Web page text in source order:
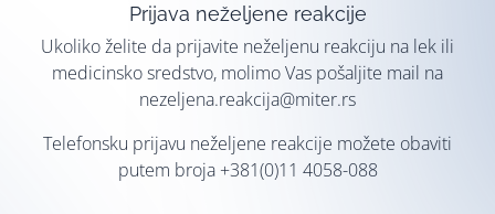
Prijava neželjene reakcije
Ukoliko želite da prijavite neželjenu reakciju na lek ili
medicinsko sredstvo, molimo Vas pošaljite mail na
nezeljena.reakcija@miter.rs
Telefonsku prijavu neželjene reakcije možete obaviti
putem broja +381(0)11 4058-088